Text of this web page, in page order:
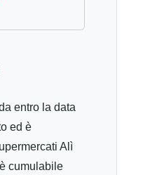
entro la data
ed è
Alì
cumulabile